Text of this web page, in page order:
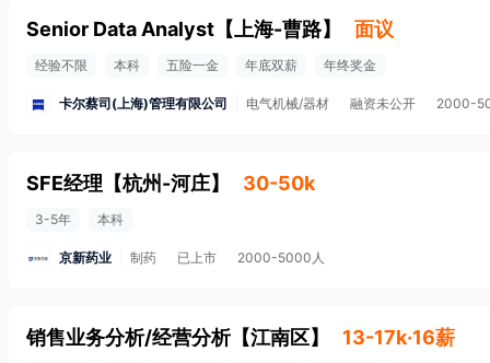
Senior Data Analyst 【 上海-曹路】 面议
经验不限 本科 五险一金 年底双薪 年终奖金
卡尔蔡司(上海)管理有限公司 电气机械/器材 融资未公开 2000-
SFE经理 【杭州-河庄】 30-50k
3-5年 本科
京新药业 制药 已上市 2000-5000人
销售业务分析/经营分析 【江南区】 13-17k·16薪